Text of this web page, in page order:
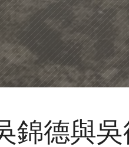
錦德與